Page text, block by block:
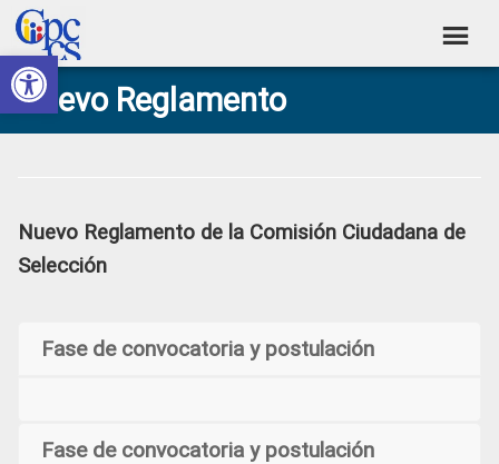
Abrir barra de herramientas
Skip
to
primary
navigation
Skip
to
main
content
Skip
to
primary
sidebar
Skip
to
footer
Consejo
de
Control
Construyendo
Poder
Ciudadano
Nuevo Reglamento
Nuevo Reglamento de la Comisión Ciudadana de
Selección
Fase de convocatoria y postulación
Fase de convocatoria y postulación